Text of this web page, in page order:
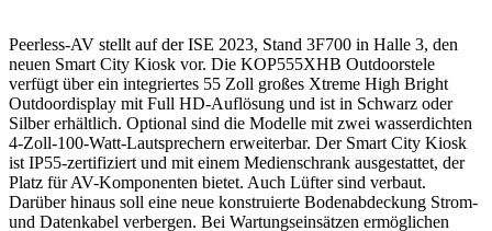
Peerless-AV stellt auf der ISE 2023, Stand 3F700 in Halle 3, den
neuen Smart City Kiosk vor. Die KOP555XHB Outdoorstele
verfügt über ein integriertes 55 Zoll großes Xtreme High Bright
Outdoordisplay mit Full HD-Auflösung und ist in Schwarz oder
Silber erhältlich. Optional sind die Modelle mit zwei wasserdichten
4-Zoll-100-Watt-Lautsprechern erweiterbar. Der Smart City Kiosk
ist IP55-zertifiziert und mit einem Medienschrank ausgestattet, der
Platz für AV-Komponenten bietet. Auch Lüfter sind verbaut.
Darüber hinaus soll eine neue konstruierte Bodenabdeckung Strom-
und Datenkabel verbergen. Bei Wartungseinsätzen ermöglichen